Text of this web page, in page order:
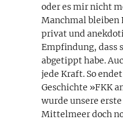
oder es mir nicht
Manchmal bleiben
privat und
Empfindung, dass
abgetippt habe.
jede Kraft. So
Geschichte »FKK
wurde unsere
Mittelmeer doch